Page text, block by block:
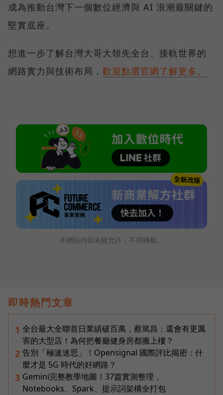
成為推動台灣下一個數位經濟與 AI 浪潮最關鍵的
堅實底座。
想進一步了解台灣大哥大領先全台、接軌世界的
網路實力與技術布局， 歡迎點選官網了解更多。
本網站內容未經允許，不得轉載。
即時熱門文章
1 全台最大全聯首日業績破百萬，蔡篤昌：還會有更厲
害的大型店！為何把餐廳健身房都搬上樓？
2 告別「極速迷思」！Opensignal 國際評比揭密：什
麼才是 5G 時代的好網路？
3 Gemini完整教學地圖！37篇實測整理，
Notebooks、Spark、提示詞架構全打包